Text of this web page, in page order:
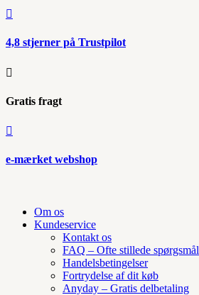

4,8 stjerner på Trustpilot

Gratis fragt

e-mærket webshop
Om os
Kundeservice
Kontakt os
FAQ – Ofte stillede spørgsmål
Handelsbetingelser
Fortrydelse af dit køb
Anyday – Gratis delbetaling